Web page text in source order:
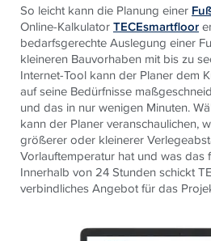
So leicht kann die Planung einer
Online-KalkulatorTECEsmartfloor
bedarfsgerechte Auslegung einer
kleineren Bauvorhaben mit bis zu
Internet-Tool kann der Planer dem
auf seine Bedürfnisse
und das in nur wenigen Minuten.
kann der Planer veranschaulichen,
größerer oder kleinerer
Vorlauftemperatur hat und was das
Innerhalb von 24 Stunden schickt
verbindliches Angebot für das